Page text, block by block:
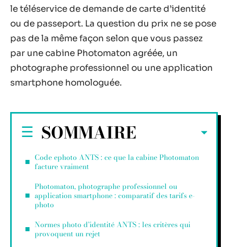
le téléservice de demande de carte d’identité
ou de passeport. La question du prix ne se pose
pas de la même façon selon que vous passez
par une cabine Photomaton agréée, un
photographe professionnel ou une application
smartphone homologuée.
SOMMAIRE
Code ephoto ANTS : ce que la cabine Photomaton
facture vraiment
Photomaton, photographe professionnel ou
application smartphone : comparatif des tarifs e-
photo
Normes photo d’identité ANTS : les critères qui
provoquent un rejet